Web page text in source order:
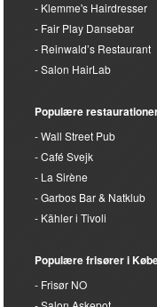
Klemme's Hairdresser
Fair Play Dansebar
Reinwald’s Restaurant
Salon HairLab
Populære
Wall Street Pub
Café Svejk
La Sirène
Garbos Bar & Natklub
Kähler i Tivoli
Populære frisører i
Frisør NO